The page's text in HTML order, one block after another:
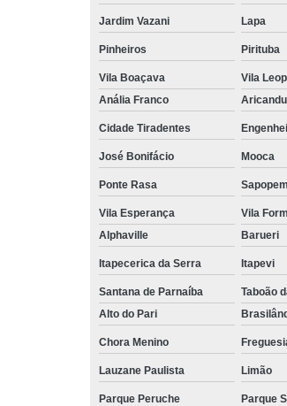
Jardim Vazani Lapa
Pinheiros Pirituba
Vila Boaçava Vila
Anália Franco
Cidade Tiradentes
José Bonifácio Mooca
Ponte Rasa
Vila Esperança Vila
Alphaville
Barueri
Itapecerica da Serra Itapevi
Santana de Parnaíba
Taboão
Alto do Pari
Chora Menino
Lauzane Paulista Limão
Parque Peruche Parque